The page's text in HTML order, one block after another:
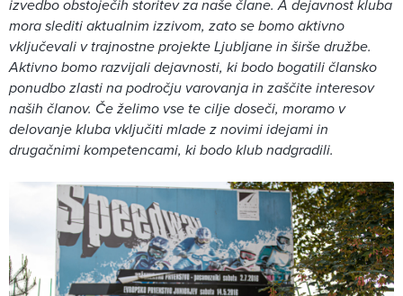
izvedbo obstoječih storitev za naše člane. A dejavnost kluba
mora slediti aktualnim izzivom, zato se bomo aktivno
vključevali v trajnostne projekte Ljubljane in širše družbe.
Aktivno bomo razvijali dejavnosti, ki bodo bogatili člansko
ponudbo zlasti na področju varovanja in zaščite interesov
naših članov. Če želimo vse te cilje doseči, moramo v
delovanje kluba vključiti mlade z novimi idejami in
drugačnimi kompetencami, ki bodo klub nadgradili.